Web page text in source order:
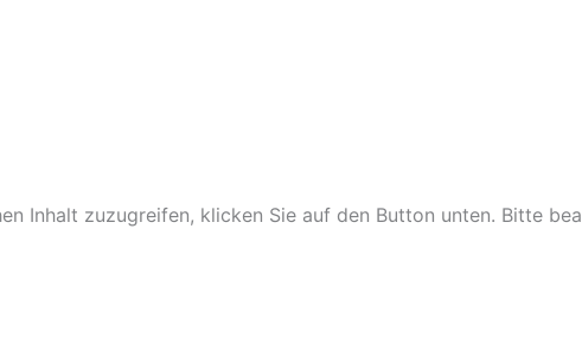
Inhalt zuzugreifen, klicken Sie auf den Button unten. Bitte